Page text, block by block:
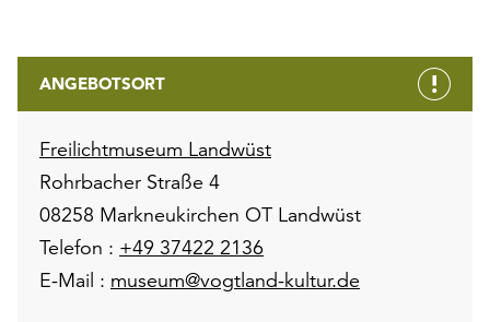
ANGEBOTSORT
Freilichtmuseum Landwüst
Rohrbacher Straße 4
08258 Markneukirchen OT Landwüst
Telefon : +49 37422 2136
E-Mail : museum@vogtland-kultur.de